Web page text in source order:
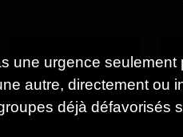
une urgence
autre, directement ou
déjà défavorisés